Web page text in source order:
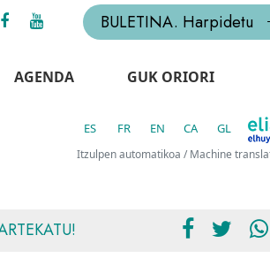
BULETINA. Harpidetu
AGENDA GUK ORIORI
ES FR EN CA GL
Itzulpen automatikoa / Machine